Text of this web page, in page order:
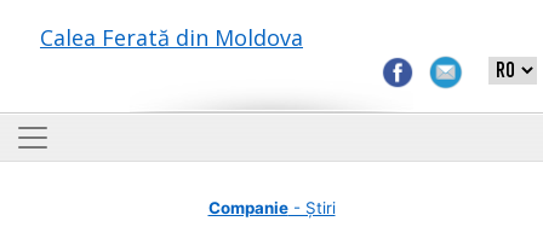
Calea Ferată din Moldova
Companie- Știri